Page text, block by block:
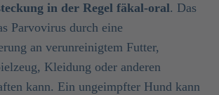
in der Regel fäkal-oral. Das
Parvovirus durch eine
an verunreinigtem Futter,
Kleidung oder anderen
kann. Ein ungeimpfter Hund kann